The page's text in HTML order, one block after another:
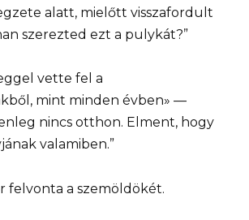
alatt, mielőtt visszafordult
szerezted ezt a pulykát?”
vette fel a
mint minden évben» —
nincs otthon. Elment, hogy
valamiben.”
felvonta a szemöldökét.